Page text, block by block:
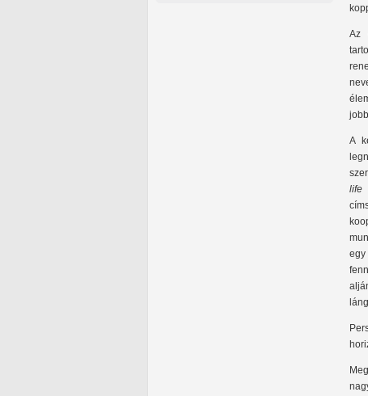
Az
A
life
egy